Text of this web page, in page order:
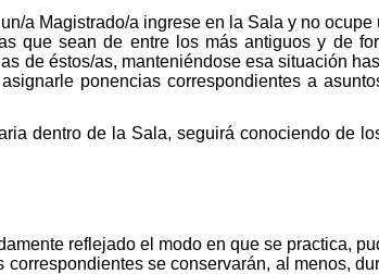
a Magistrado/a ingrese en la Sala y no ocupe
que sean de entre los más antiguos y de
de éstos/as, manteniéndose esa situación
ponencias correspondientes a
dentro de la Sala, seguirá conociendo de
reflejado el modo en que se practica,
se conservarán, al menos,